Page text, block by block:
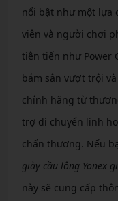
nổi bật như một lựa
viên và người chơi
tiên tiến như Power
bám sân vượt trội
chính hãng từ
trợ di chuyển linh
chấn thương. Nếu
giày cầu lông Yonex
này sẽ cung cấp